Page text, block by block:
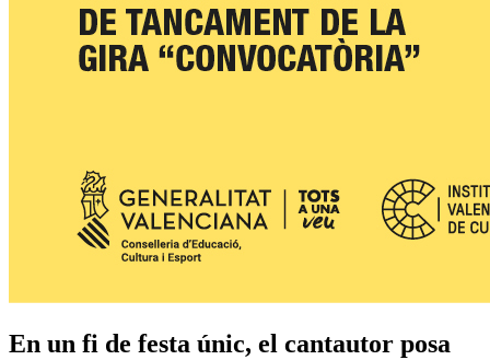
En un fi de festa únic, el cantautor posa